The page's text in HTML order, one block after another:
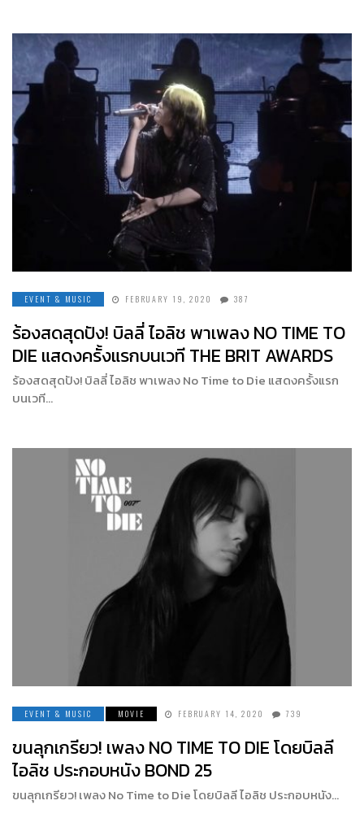
EVENT & MUSIC FEBRUARY 19, 2020 387
ร้องสดสุดปัง! บิลลี่ ไอลิช พาเพลง NO TIME TO
DIE แสดงครั้งแรกบนเวที THE BRIT AWARDS
ร้องสดสุดปัง! บิลลี่ ไอลิช พาเพลง No Time to Die แสดงครั้งแรก
บนเวที…
EVENT & MUSIC MOVIE FEBRUARY 14, 2020 739
ขนลุกเกรียว! เพลง NO TIME TO DIE โดยบิลลี
ไอลิช ประกอบหนัง BOND 25
ขนลุกเกรียว! เพลง No Time to Die โดยบิลลี ไอลิช ประกอบหนัง…